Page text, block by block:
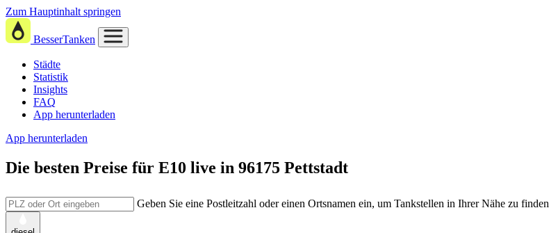
Zum Hauptinhalt springen
BesserTanken
Städte
Statistik
Insights
FAQ
App herunterladen
App herunterladen
Die besten Preise für E10 live in 96175 Pettstadt
Geben Sie eine Postleitzahl oder einen Ortsnamen ein, um Tankstellen in Ihrer Nähe zu finden